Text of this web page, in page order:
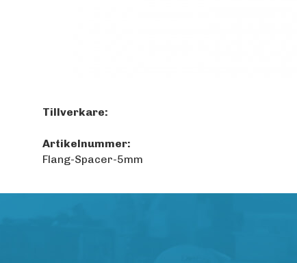
Tillverkare:
Artikelnummer:
Flang-Spacer-5mm